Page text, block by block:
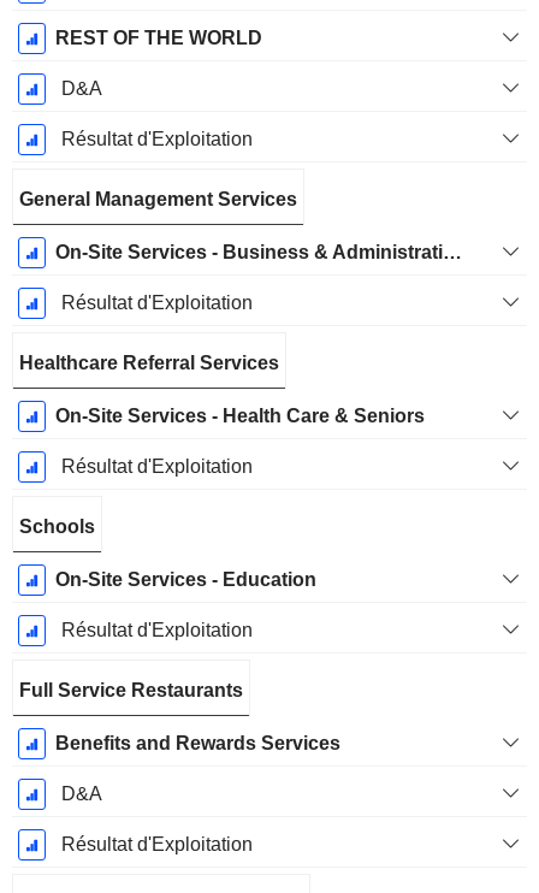
REST OF THE WORLD
D&A
Résultat d'Exploitation
General Management Services
On-Site Services - Business & Administrations
Résultat d'Exploitation
Healthcare Referral Services
On-Site Services - Health Care & Seniors
Résultat d'Exploitation
Schools
On-Site Services - Education
Résultat d'Exploitation
Full Service Restaurants
Benefits and Rewards Services
D&A
Résultat d'Exploitation